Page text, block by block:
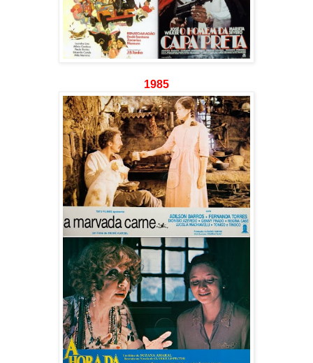
1985